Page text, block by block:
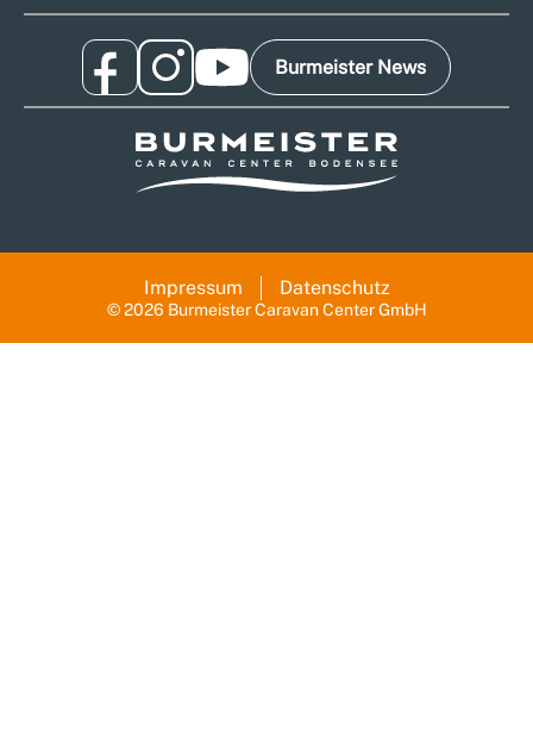
Burmeister News
© 2026 Burmeister Caravan Center GmbH
Impressum Datenschutz